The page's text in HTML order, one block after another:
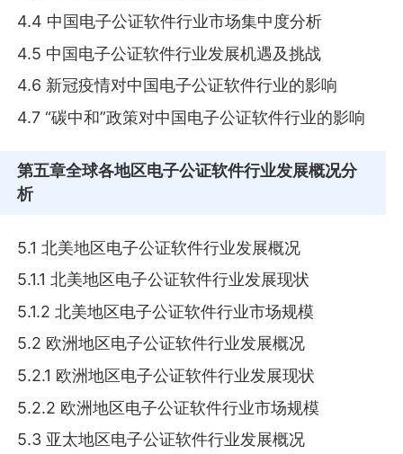
4.4 中国电子公证软件行业市场集中度分析
4.5 中国电子公证软件行业发展机遇及挑战
4.6 新冠疫情对中国电子公证软件行业的影响
4.7 “碳中和”政策对中国电子公证软件行业的影响
第五章全球各地区电子公证软件行业发展概况分
析
5.1 北美地区电子公证软件行业发展概况
5.1.1 北美地区电子公证软件行业发展现状
5.1.2 北美地区电子公证软件行业市场规模
5.2 欧洲地区电子公证软件行业发展概况
5.2.1 欧洲地区电子公证软件行业发展现状
5.2.2 欧洲地区电子公证软件行业市场规模
5.3 亚太地区电子公证软件行业发展概况